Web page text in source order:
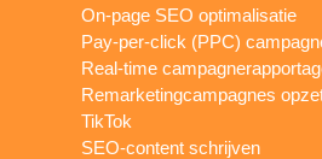
On-page SEO optimalisatie
Pay-per-click (PPC)
Real-time
Remarketingcampagnes
TikTok
SEO-content schrijven